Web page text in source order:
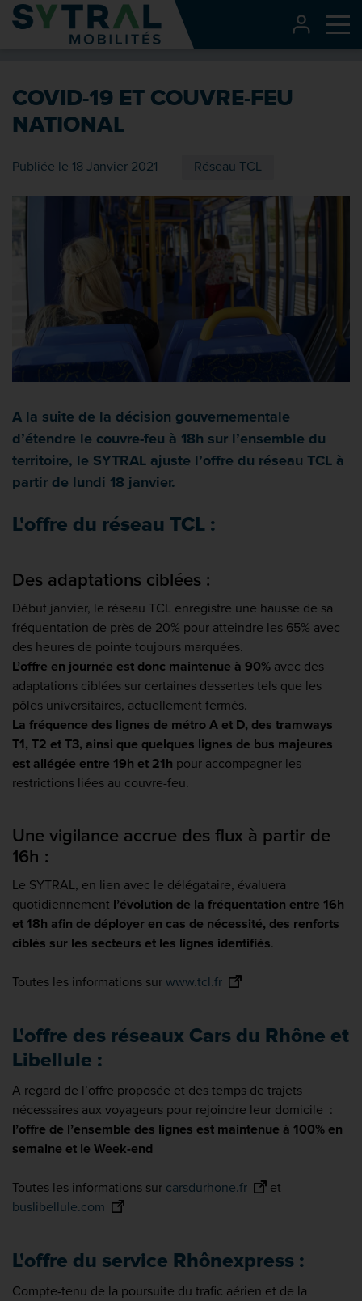
Contenu
Entête de page
Recherche
Pied de page
COVID-19 ET COUVRE-FEU
NATIONAL
Publiée le 18 Janvier 2021 Réseau TCL
A la suite de la décision gouvernementale
d’étendre le couvre-feu à 18h sur l’ensemble du
territoire, le SYTRAL ajuste l’offre du réseau TCL à
partir de lundi 18 janvier.
L'offre du réseau TCL :
Des adaptations ciblées :
Début janvier, le réseau TCL enregistre une hausse de sa
fréquentation de près de 20% pour atteindre les 65% avec
des heures de pointe toujours marquées.
L’offre en journée est donc maintenue à 90% avec des
adaptations ciblées sur certaines dessertes tels que les
pôles universitaires, actuellement fermés.
La fréquence des lignes de métro A et D, des tramways
T1, T2 et T3, ainsi que quelques lignes de bus majeures
est allégée entre 19h et 21h pour accompagner les
restrictions liées au couvre-feu.
Une vigilance accrue des flux à partir de
16h :
Le SYTRAL, en lien avec le délégataire, évaluera
quotidiennement l’évolution de la fréquentation entre 16h
et 18h afin de déployer en cas de nécessité, des renforts
ciblés sur les secteurs et les lignes identifiés.
Toutes les informations sur www.tcl.fr
L'offre des réseaux Cars du Rhône et
Libellule :
A regard de l’offre proposée et des temps de trajets
nécessaires aux voyageurs pour rejoindre leur domicile :
l’offre de l’ensemble des lignes est maintenue à 100% en
semaine et le Week-end
Toutes les informations sur carsdurhone.fr
et
buslibellule.com
L'offre du service Rhônexpress :
Compte-tenu de la poursuite du trafic aérien et de la